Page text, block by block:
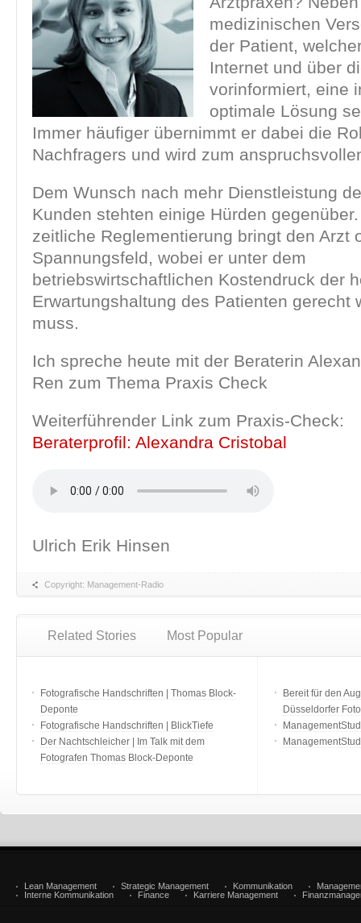
medizinischen
der Patient,
Internet und über
vorinformiert, eine
optimale Lösung
Immer häufiger übernimmt er dabei die
Nachfragers und wird zum
Dem Wunsch nach mehr Dienstleistung
Kunden stehten einige Hürden
zeitliche Reglementierung bringt den Arzt
Spannungsfeld, wobei er unter dem
betriebswirtschaftlichen Kostendruck der
Erwartungshaltung des Patienten gerecht
muss.
Ich spreche heute mit der Beraterin
Ren zum Thema Praxis Check
Weiterführender Link zum Praxis-Check:
Beraterprofil: Alexandra Cristobal
Ulrich Erik Hinsen
Copyright: Management-Radio
Related Stories Most Popular
Fotografische Handschriften | Thomas Block-
Deponte
Fotografische Handschriften | BlickTiefe
Der Nachtschleicher | Im Talk mit dem
Fotografen Thomas Block-Deponte
Bereit für den
Düsseldorfer
Lean Management Strategic Management Kommunikation
Interne Kommunikation
Finance Karriere Management